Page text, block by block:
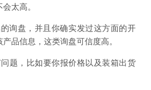
太高。
询盘，并且你确实发过这方面的开
品信息，这类询盘可信度高。
题，比如要你报价格以及装箱出货